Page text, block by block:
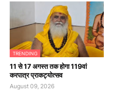
TRENDING
11 से 17 अगस्त तक होगा 119वां
करपात्र प्राकट्योत्सव
August 09, 2026